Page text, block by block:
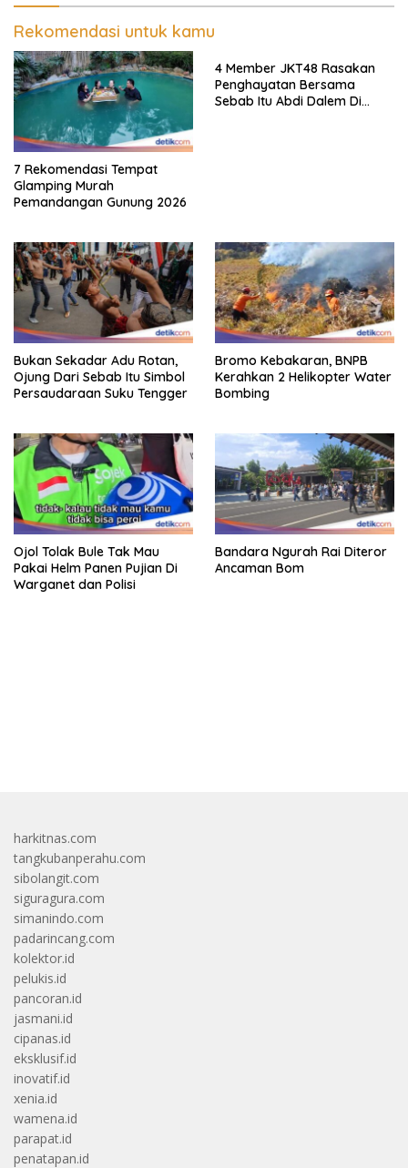
Rekomendasi untuk kamu
7 Rekomendasi Tempat
Glamping Murah
Pemandangan Gunung 2026
4 Member JKT48 Rasakan
Penghayatan Bersama
Sebab Itu Abdi Dalem Di
Bukan Sekadar Adu Rotan,
Ojung Dari Sebab Itu Simbol
Persaudaraan Suku Tengger
Bromo Kebakaran, BNPB
Kerahkan 2 Helikopter Water
Bombing
Ojol Tolak Bule Tak Mau
Pakai Helm Panen Pujian Di
Warganet dan Polisi
Bandara Ngurah Rai Diteror
Ancaman Bom
harkitnas.com
tangkubanperahu.com
sibolangit.com
siguragura.com
simanindo.com
padarincang.com
kolektor.id
pelukis.id
pancoran.id
jasmani.id
cipanas.id
eksklusif.id
inovatif.id
xenia.id
wamena.id
parapat.id
penatapan.id